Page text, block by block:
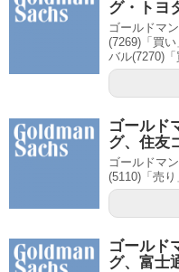
グ・トヨ
ゴールドマ
(7269)「買
バル(7270)
ゴールド
グ、住友
ゴールドマ
(5110)「売
ゴールド
グ、富士